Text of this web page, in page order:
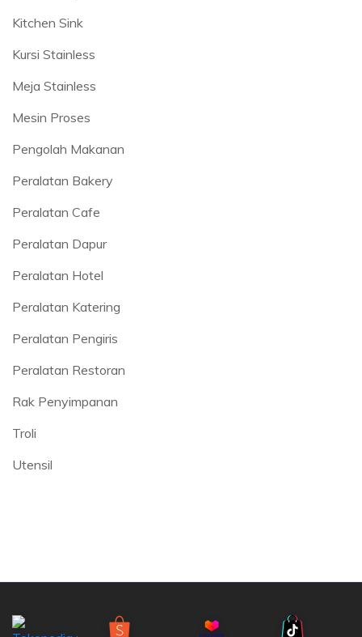
Kitchen Sink
Kursi Stainless
Meja Stainless
Mesin Proses
Pengolah Makanan
Peralatan Bakery
Peralatan Cafe
Peralatan Dapur
Peralatan Hotel
Peralatan Katering
Peralatan Pengiris
Peralatan Restoran
Rak Penyimpanan
Troli
Utensil